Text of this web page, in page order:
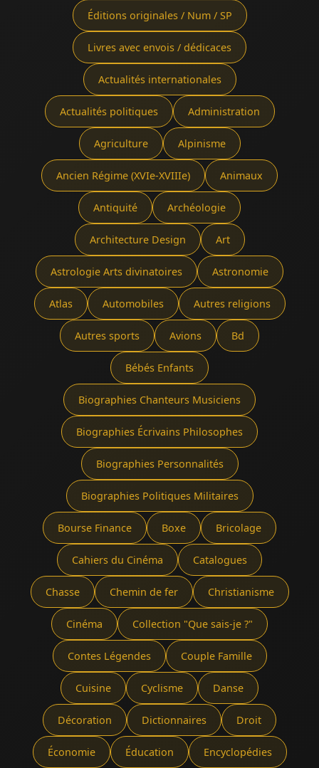
Éditions originales / Num / SP
Livres avec envois / dédicaces
Actualités internationales
Actualités politiques Administration
Agriculture Alpinisme
Ancien Régime (XVIe-XVIIIe) Animaux
Antiquité Archéologie
Architecture Design Art
Astrologie Arts divinatoires Astronomie
Atlas Automobiles Autres religions
Autres sports Avions Bd
Bébés Enfants
Biographies Chanteurs Musiciens
Biographies Écrivains Philosophes
Biographies Personnalités
Biographies Politiques Militaires
Bourse Finance Boxe Bricolage
Cahiers du Cinéma Catalogues
Chasse Chemin de fer Christianisme
Cinéma Collection "Que sais-je ?"
Contes Légendes Couple Famille
Cuisine Cyclisme Danse
Décoration Dictionnaires Droit
Économie Éducation Encyclopédies